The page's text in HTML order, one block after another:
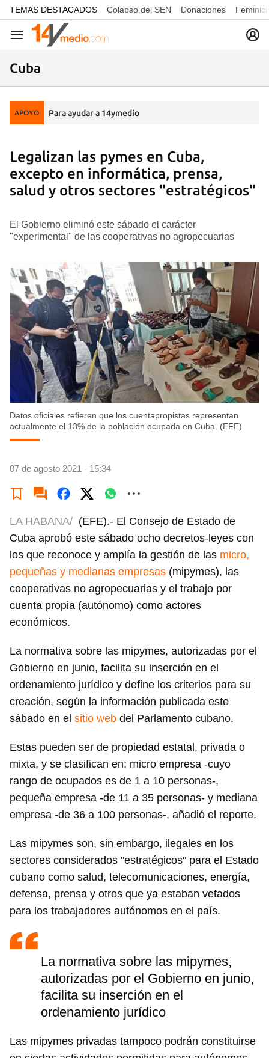
common.go-to-content
TEMAS DESTACADOS Colapso del SEN Donaciones
Navegación
Cuba
APOYO Para ayudar a 14ymedio
Legalizan las pymes en Cuba,
excepto en informática, prensa,
salud y otros sectores "estratégicos"
El Gobierno eliminó este sábado el carácter
"experimental" de las cooperativas no agropecuarias
Datos oficiales refieren que los cuentapropistas representan
actualmente el 13% de la población ocupada en Cuba. (EFE)
07 de agosto 2021 - 15:34
LA HABANA/ (EFE).- El Consejo de Estado de
Cuba aprobó este sábado ocho decretos-leyes con
los que reconoce y amplía la gestión de las micro,
pequeñas y medianas empresas (mipymes), las
cooperativas no agropecuarias y el trabajo por
cuenta propia (autónomo) como actores
económicos.
La normativa sobre las mipymes, autorizadas por el
Gobierno en junio, facilita su inserción en el
ordenamiento jurídico y define los criterios para su
creación, según la información publicada este
sábado en el sitio web del Parlamento cubano.
Estas pueden ser de propiedad estatal, privada o
mixta, y se clasifican en: micro empresa -cuyo
rango de ocupados es de 1 a 10 personas-,
pequeña empresa -de 11 a 35 personas- y mediana
empresa -de 36 a 100 personas-, añadió el reporte.
Las mipymes son, sin embargo, ilegales en los
sectores considerados "estratégicos" para el Estado
cubano como salud, telecomunicaciones, energía,
defensa, prensa y otros que ya estaban vetados
para los trabajadores autónomos en el país.
La normativa sobre las mipymes,
autorizadas por el Gobierno en junio,
facilita su inserción en el
ordenamiento jurídico
Las mipymes privadas tampoco podrán constituirse